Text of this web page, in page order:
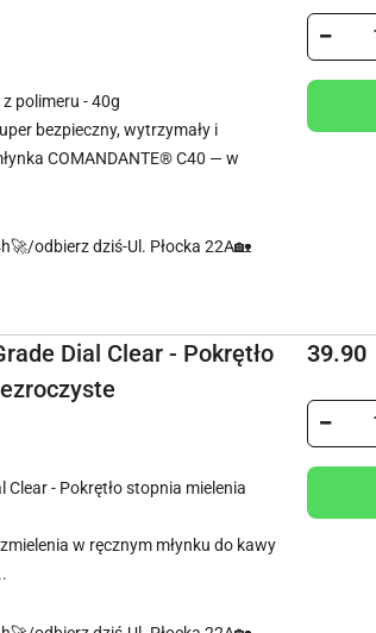
polimeru - 40g
bezpieczny, wytrzymały i
COMANDANTE® C40 — w
odbierz dziś-Ul. Płocka 22A🏡
Dial Clear - Pokrętło
- Pokrętło stopnia mielenia
w ręcznym młynku do kawy
Cena:
39.90